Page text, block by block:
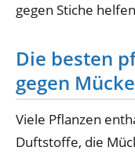
gegen Stiche
Die besten
gegen
Viele Pflanzen
Duftstoffe, die